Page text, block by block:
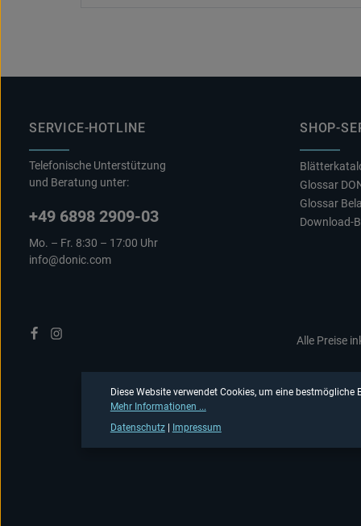
SERVICE-HOTLINE
Telefonische Unterstützung
und Beratung unter:
+49 6898 2909-03
Mo. – Fr. 8:30 – 17:00 Uhr
info@donic.com
SHOP-
Glossar
Glossar
Download-
Alle Preise
Diese Website verwendet Cookies, um eine bestmögliche
Mehr Informationen ...
Datenschutz| Impressum